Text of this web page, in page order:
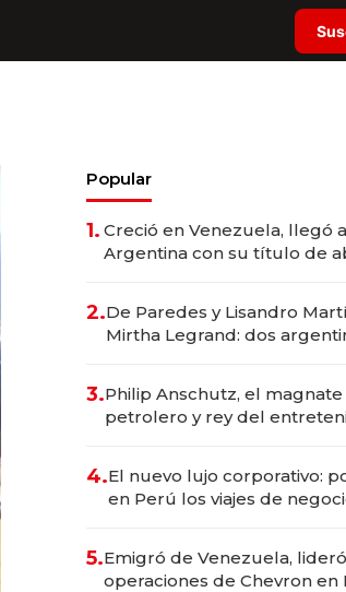
Popular
1. Creció en Venezuela, llegó
Argentina con su título de
marcas "fast premium"
2.De Paredes y Lisandro
Mirtha Legrand: dos
3.Philip Anschutz, el magnate
petrolero y rey del
4.El nuevo lujo corporativo:
en Perú los viajes de
transformadoras
5.Emigró de Venezuela,
operaciones de Chevron en